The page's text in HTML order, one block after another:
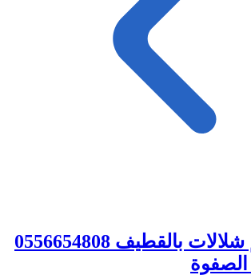
شركة تصميم شلالات بالقطيف 0556654808